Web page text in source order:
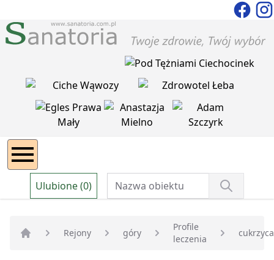
Ulubione (0)
Rejony góry
Profile
leczenia
cukrzyca